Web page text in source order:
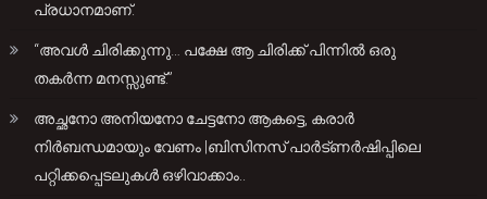
പ്രധാനമാണ്.
“അവൾ ചിരിക്കുന്നു… പക്ഷേ ആ ചിരിക്ക് പിന്നിൽ ഒരു
തകർന്ന മനസ്സുണ്ട്.”
അച്ഛനോ അനിയനോ ചേട്ടനോ ആകട്ടെ, കരാർ
നിർബന്ധമായും വേണം |ബിസിനസ് പാർട്ണർഷിപ്പിലെ
പറ്റിക്കപ്പെടലുകൾ ഒഴിവാക്കാം..